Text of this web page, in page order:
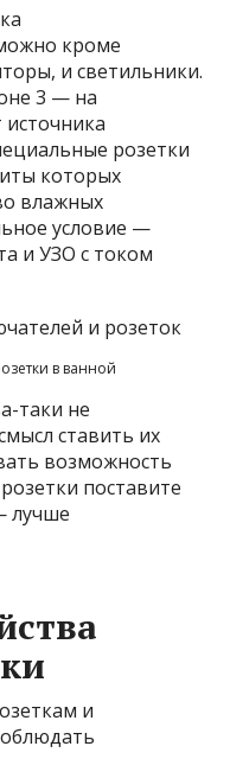
кроме
и светильники.
3 — на
источника
розетки
которых
влажных
условие —
и УЗО с током
в ванной
таки не
ставить их
возможность
поставите
лучше
и